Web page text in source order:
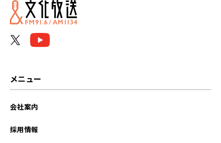
メニュー
会社案内
採用情報